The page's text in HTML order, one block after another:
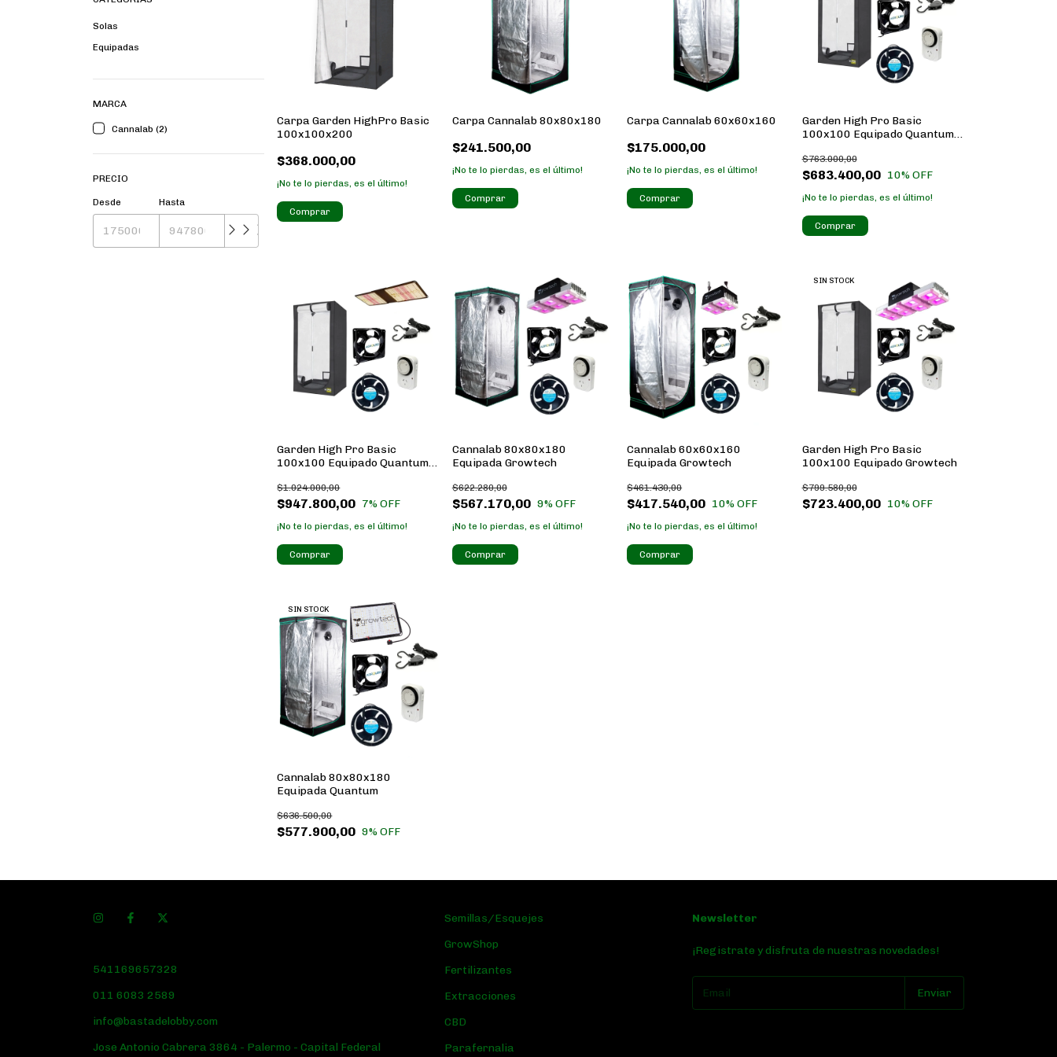
Solas
Equipadas
MARCA
Cannalab (2)
PRECIO
Desde Hasta
Carpa Garden HighPro Basic
100x100x200
$368.000,00
¡No te lo pierdas, es el último!
Carpa Cannalab 80x80x180
$241.500,00
¡No te lo pierdas, es el último!
Carpa Cannalab 60x60x160
$175.000,00
¡No te lo pierdas, es el último!
Garden High Pro Basic
100x100 Equipado Quantum
$683.400,00
$763.000,00
10% OFF
¡No te lo pierdas, es el último!
Garden High Pro Basic
100x100 Equipado Quantum
$947.800,00
$1.024.000,00
7% OFF
¡No te lo pierdas, es el último!
Cannalab 80x80x180
Equipada Growtech
$567.170,00
$622.280,00
9% OFF
¡No te lo pierdas, es el último!
Cannalab 60x60x160
Equipada Growtech
$417.540,00
$461.430,00
10% OFF
¡No te lo pierdas, es el último!
SIN STOCK
Garden High Pro Basic
100x100 Equipado Growtech
$723.400,00
$799.580,00
10% OFF
SIN STOCK
Cannalab 80x80x180
Equipada Quantum
$577.900,00
$636.500,00
9% OFF
541169657328
011 6083 2589
info@bastadelobby.com
Jose Antonio Cabrera 3864 - Palermo - Capital Federal
Semillas/Esquejes
GrowShop
Fertilizantes
Extracciones
CBD
Parafernalia
Newsletter
¡Registrate y disfruta de nuestras novedades!